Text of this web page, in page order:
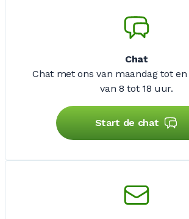
Chat
Chat met ons van maandag tot
van 8 tot 18 uur.
Start de chat